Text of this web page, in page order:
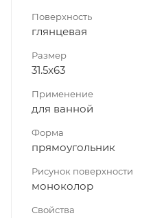
Поверхность
глянцевая
Размер
31.5x63
Применение
для ванной
Форма
прямоугольник
Рисунок поверхности
моноколор
Свойства